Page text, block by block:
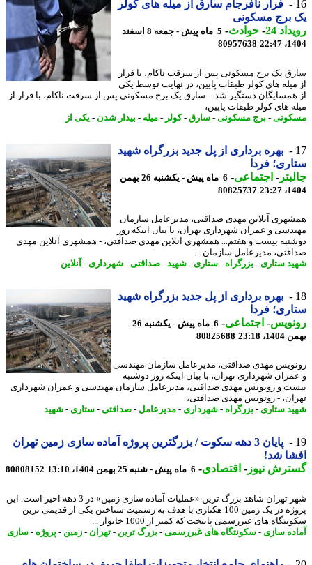
فرار نافرجام سارق از میله های کولر
برج مسکونی
24
-حوادث -
5 ماه پیش - جمعه 8 اسفند
80957638
یک برج مسکونی پس از سرقت ناکام، با فرار
های کولر طبقات پایین، در نهایت توسط یکی
دستگیر شد. - سارق یک برج مسکونی پس از سرقت ناکام، با فرار از
های کولر طبقات پایین،
-برج مسکونی-سارق- کولر-میله -بیدار شدن-یکی از
بهره برداری از پل جدید بزرگراه شهید
فردا
-اجتماعی-
6 ماه پیش - یکشنبه 26 بهمن
80825737
آنلاین مهدی صداقتی، مدیرعامل سازمان
و عمران شهرداری تهران، با بیان اینکه روز
بیست و هفتم... همشهری آنلاین مهدی صداقتی، - همشهری آنلاین مهدی
مدیرعامل سازمان ...
ستاری- بزرگراه- ستاری- شهید-صداقتی -شهرداری- آنلاین
بهره برداری از پل جدید بزرگراه شهید
فردا
-اجتماعی-
6 ماه پیش - یکشنبه 26
23:18
80825688
مهدی صداقتی، مدیرعامل سازمان مهندسی
شهرداری تهران، با بیان اینکه روز دوشنبه
و رونویس مهدی صداقتی، مدیرعامل سازمان مهندسی و عمران شهرداری
- رونویس مهدی صداقتی،
ستاری- بزرگراه- شهرداری- مدیرعامل-صداقتی -ستاری- شهید
پایان 3 دهه سکوت / بزرگترین پروژه آماده سازی زمین تهران
شد!
نیوز-اقتصادی-6 ماه پیش - شنبه 25 بهمن 1404، 13:10 80808152
شهر تهران شاهد بزرگ ترین «عملیات آماده سازی زمین» در 3 دهه اخیر است. این
پروژه در یک زمین 100 هکتاری با هدف به رسمیت شناختن یکی از قدیمی ترین
های غیررسمی پایتخت که کمتر از 1000 خانوار ...
سازی- سکونتگاه های غیررسمی-بزرگ ترین- تهران- زمین -پروژه-سازی